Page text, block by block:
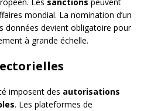
mondial. La nomination d’un
données devient obligatoire pour
à grande échelle.
imposent des autorisations
. Les plateformes de